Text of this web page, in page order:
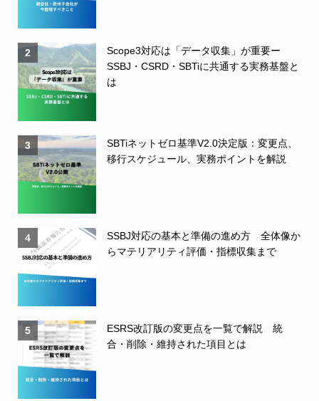
2
Scope3対応は「データ収集」が重要ー
SSBJ・CSRD・SBTiに共通する実務基盤と
は
3
SBTiネットゼロ基準V2.0決定版：変更点、
移行スケジュール、実務ポイントを解説
4
SSBJ対応の基本と準備の進め方 全体像か
らマテリアリティ評価・指標収集まで
5
ESRS改訂版の変更点を一覧で解説 統
合・削除・維持された項目とは